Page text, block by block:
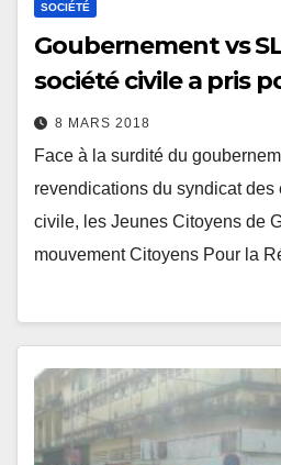
SOCIÉTÉ
Goubernement vs
société civile a pris
8 MARS 2018
Face à la surdité du
revendications du syndicat
civile, les Jeunes Citoyens de
mouvement Citoyens Pour la